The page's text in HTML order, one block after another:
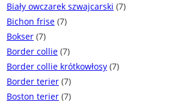
Biały owczarek szwajcarski (7)
Bichon frise (7)
Bokser (7)
Border collie (7)
Border collie krótkowłosy (7)
Border terier (7)
Boston terier (7)